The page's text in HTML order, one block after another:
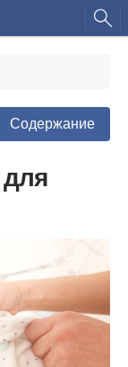
Содержание